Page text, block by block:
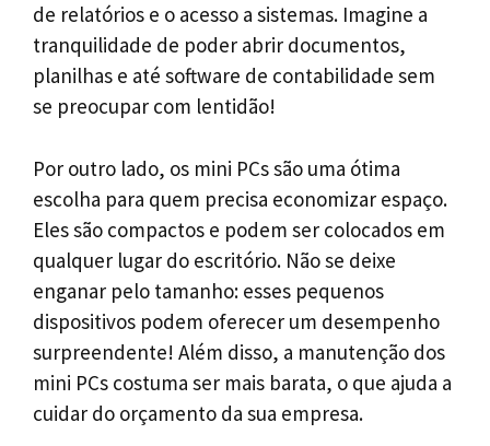
de relatórios e o acesso a sistemas. Imagine a
tranquilidade de poder abrir documentos,
planilhas e até software de contabilidade sem
se preocupar com lentidão!
Por outro lado, os mini PCs são uma ótima
escolha para quem precisa economizar espaço.
Eles são compactos e podem ser colocados em
qualquer lugar do escritório. Não se deixe
enganar pelo tamanho: esses pequenos
dispositivos podem oferecer um desempenho
surpreendente! Além disso, a manutenção dos
mini PCs costuma ser mais barata, o que ajuda a
cuidar do orçamento da sua empresa.